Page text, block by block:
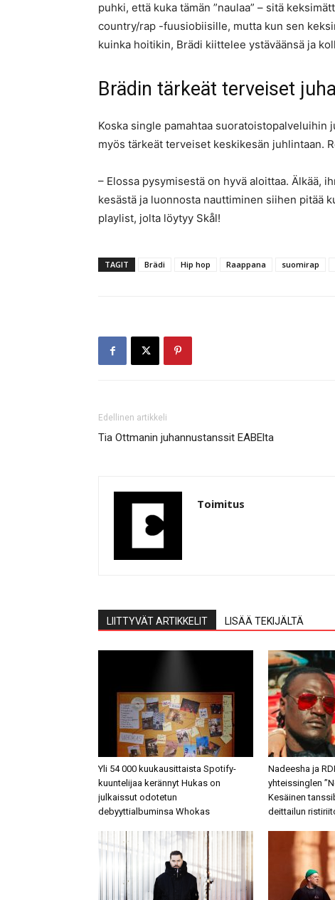
puhki, että kuka tämän ”naulaa” – sitä
country/rap -fuusiobiisille, mutta kun sen
kuinka hoitikin, Brädi kiittelee ystäväänsä ja
Brädin tärkeät terveiset
Koska single pamahtaa
myös tärkeät terveiset keskikesän juhlintaan.
– Elossa pysymisestä on hyvä aloittaa. Älkää,
kesästä ja luonnosta nauttiminen siihen pitää
playlist, jolta löytyy Skål!
TAGIT Brädi Hip hop Raappana suomirap
Edellinen artikkeli
Tia Ottmanin juhannustanssit EABElta
Toimitus
LIITTYVÄT ARTIKKELIT LISÄÄ TEKIJÄLTÄ
Yli 54 000 kuukausittaista Spotify-
kuuntelijaa kerännyt Hukas on
julkaissut odotetun
debyyttialbuminsa Whokas
Nadeesha ja
yhteissinglen
Kesäinen
deittailun